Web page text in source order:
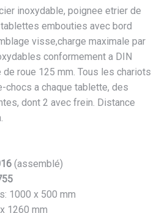
inoxydable, poignee etrier de
embouties avec bord
visse,charge maximale par
conformement a DIN
roue 125 mm. Tous les chariots
a chaque tablette, des
dont 2 avec frein. Distance
(assemblé)
1000 x 500 mm
1260 mm